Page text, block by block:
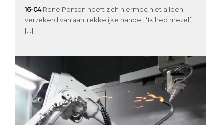
16-04 René Ponsen heeft zich hiermee niet alleen
verzekerd van aantrekkelijke handel. “Ik heb mezelf
[…]